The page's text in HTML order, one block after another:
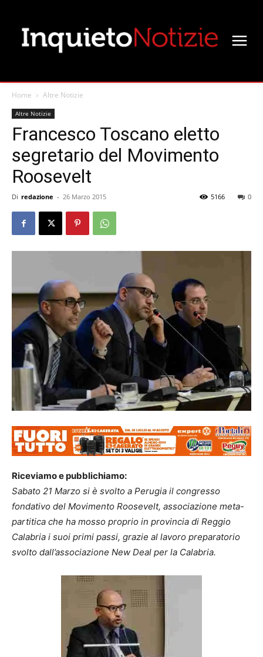
Home Altre Notizie
Altre Notizie
Francesco Toscano eletto
segretario del Movimento
Roosevelt
Di redazione - 26 Marzo 2015 0
5166
Riceviamo e pubblichiamo:
Sabato 21 Marzo si è svolto a Perugia il congresso
fondativo del Movimento Roosevelt, associazione meta-
partitica che ha mosso proprio in provincia di Reggio
Calabria i suoi primi passi, grazie al lavoro preparatorio
svolto dall’associazione New Deal per la Calabria.